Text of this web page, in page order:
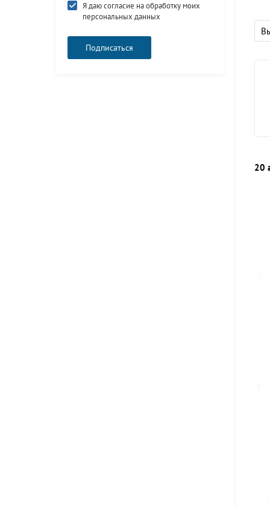
Я даю согласие на обработку моих
персональных данных
20